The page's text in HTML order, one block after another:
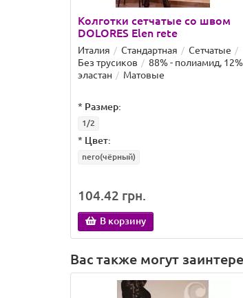
Колготки сетчатые со швом
DOLORES Elen rete
Италия Стандартная
Сетчатые
Без трусиков
88% - полиамид,
эластан
Матовые
* Размер:
1/2
* Цвет:
nero(чёрный)
104.42 грн.
В корзину
Вас также могут